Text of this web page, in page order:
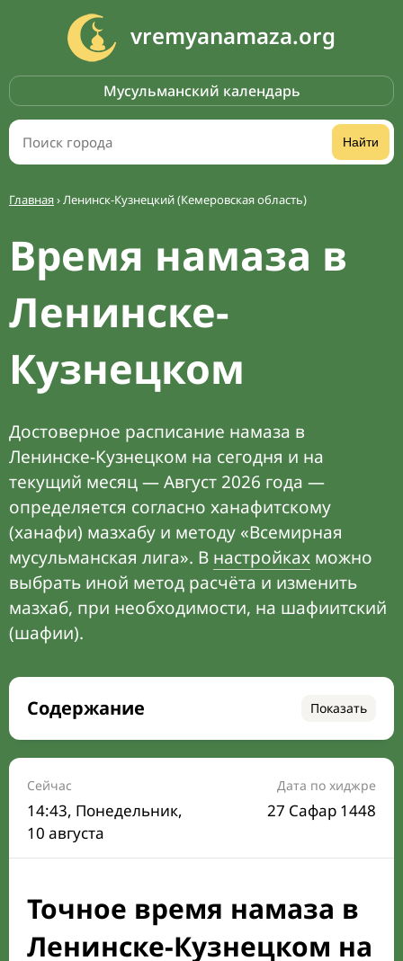
vremyanamaza.org
Мусульманский календарь
Найти
Главная›Ленинск-Кузнецкий (Кемеровская область)
Время намаза в
Ленинске-
Кузнецком
Достоверное расписание намаза в
Ленинске-Кузнецком на сегодня и на
текущий месяц — Август 2026 года —
определяется согласно ханафитскому
(ханафи) мазхабу и методу «Всемирная
мусульманская лига». В настройках можно
выбрать иной метод расчёта и изменить
мазхаб, при необходимости, на шафиитский
(шафии).
Содержание Показать
Время намаза на сегодня
Расписание на месяц
Время Сухура и Ифтара на сегодня
Календарь рамадана
Мечети и молельные комнаты
Направление киблы
Сейчас
14:43, Понедельник,
10 августа
Дата по хиджре
27 Сафар 1448
Точное время намаза в
Ленинске-Кузнецком на